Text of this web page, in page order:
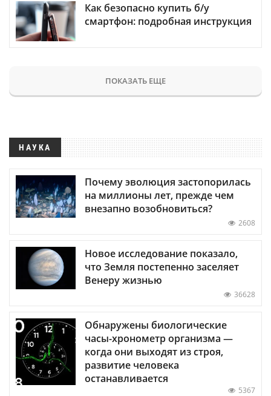
Как безопасно купить б/у
смартфон: подробная инструкция
ПОКАЗАТЬ ЕЩЕ
НАУКА
Почему эволюция застопорилась
на миллионы лет, прежде чем
внезапно возобновиться?
2608
Новое исследование показало,
что Земля постепенно заселяет
Венеру жизнью
36628
Обнаружены биологические
часы-хронометр организма —
когда они выходят из строя,
развитие человека
останавливается
5367